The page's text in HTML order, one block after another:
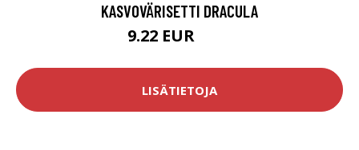
KASVOVÄRISETTI DRACULA
9.22 EUR
LISÄTIETOJA